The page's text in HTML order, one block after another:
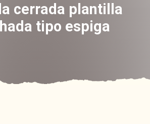
cerrada plantilla
tipo espiga